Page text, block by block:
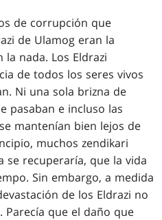
de corrupción que
de Ulamog eran la
la nada. Los Eldrazi
de todos los seres vivos
Ni una sola brizna de
pasaban e incluso las
mantenían bien lejos de
muchos zendikari
recuperaría, que la vida
Sin embargo, a medida
de los Eldrazi no
Parecía que el daño que